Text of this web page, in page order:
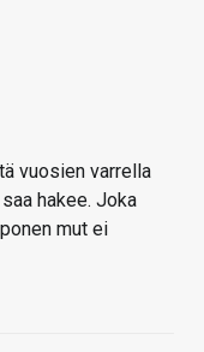
vuosien varrella
hakee. Joka
mut ei